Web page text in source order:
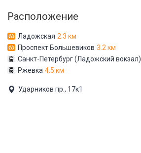
Расположение
Ладожская 2.3 км
Проспект Большевиков 3.2 км
Санкт-Петербург (Ладожский вокзал)
Ржевка 4.5 км
Ударников пр., 17к1